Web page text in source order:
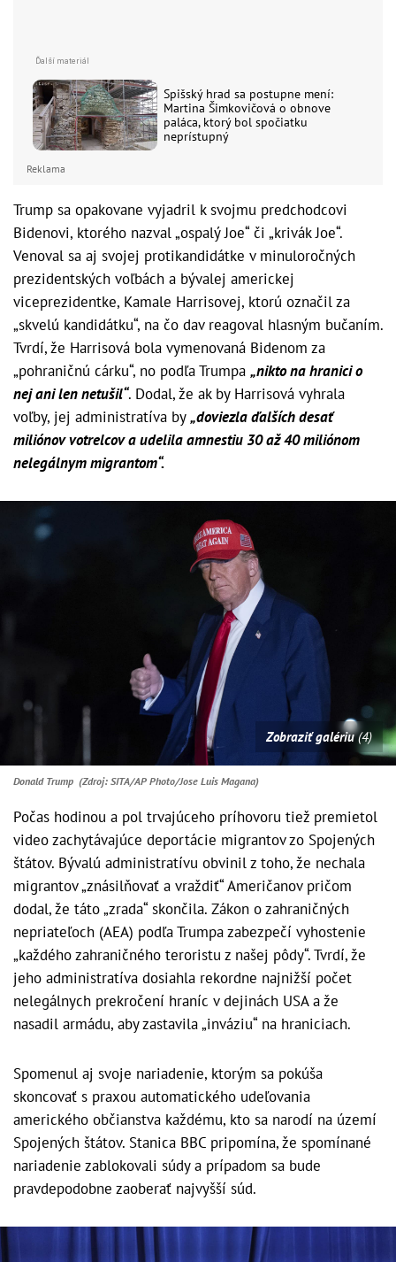
Spišský hrad sa postupne mení:
Martina Šimkovičová o obnove
paláca, ktorý bol spočiatku
neprístupný
Reklama
Trump sa opakovane vyjadril k svojmu predchodcovi
Bidenovi, ktorého nazval „ospalý Joe“ či „krivák Joe“.
Venoval sa aj svojej protikandidátke v minuloročných
prezidentských voľbách a bývalej americkej
viceprezidentke, Kamale Harrisovej, ktorú označil za
„skvelú kandidátku“, na čo dav reagoval hlasným bučaním.
Tvrdí, že Harrisová bola vymenovaná Bidenom za
„pohraničnú cárku“, no podľa Trumpa „nikto na hranici o
nej ani len netušil“. Dodal, že ak by Harrisová vyhrala
voľby, jej administratíva by„doviezla ďalších desať
miliónov votrelcov a udelila amnestiu 30 až 40 miliónom
nelegálnym migrantom“.
Zobraziť galériu(4)
Donald Trump (Zdroj: SITA/AP Photo/Jose Luis Magana)
Počas hodinou a pol trvajúceho príhovoru tiež premietol
video zachytávajúce deportácie migrantov zo Spojených
štátov. Bývalú administratívu obvinil z toho, že nechala
migrantov „znásilňovať a vraždiť“ Američanov pričom
dodal, že táto „zrada“ skončila. Zákon o zahraničných
nepriateľoch (AEA) podľa Trumpa zabezpečí vyhostenie
„každého zahraničného teroristu z našej pôdy“. Tvrdí, že
jeho administratíva dosiahla rekordne najnižší počet
nelegálnych prekročení hraníc v dejinách USA a že
nasadil armádu, aby zastavila „inváziu“ na hraniciach.
Spomenul aj svoje nariadenie, ktorým sa pokúša
skoncovať s praxou automatického udeľovania
amerického občianstva každému, kto sa narodí na území
Spojených štátov. Stanica BBC pripomína, že spomínané
nariadenie zablokovali súdy a prípadom sa bude
pravdepodobne zaoberať najvyšší súd.